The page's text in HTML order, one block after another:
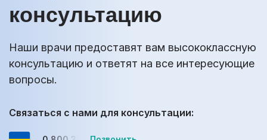
консультацию
Наши врачи предоставят вам высококлассную
консультацию и ответят на все интересующие
вопросы.
Связаться с нами для консультации: